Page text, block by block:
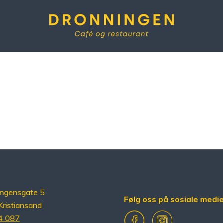
Dronningen
5
087
Følg oss på sosiale
FacebookInstagram